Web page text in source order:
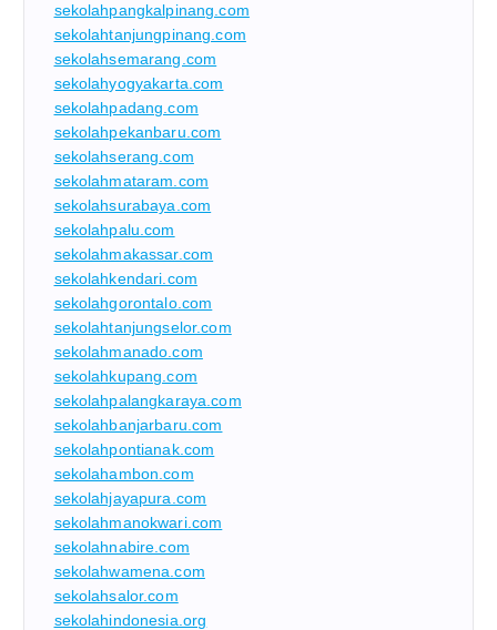
sekolahpangkalpinang.com
sekolahtanjungpinang.com
sekolahsemarang.com
sekolahyogyakarta.com
sekolahpadang.com
sekolahpekanbaru.com
sekolahserang.com
sekolahmataram.com
sekolahsurabaya.com
sekolahpalu.com
sekolahmakassar.com
sekolahkendari.com
sekolahgorontalo.com
sekolahtanjungselor.com
sekolahmanado.com
sekolahkupang.com
sekolahpalangkaraya.com
sekolahbanjarbaru.com
sekolahpontianak.com
sekolahambon.com
sekolahjayapura.com
sekolahmanokwari.com
sekolahnabire.com
sekolahwamena.com
sekolahsalor.com
sekolahindonesia.org